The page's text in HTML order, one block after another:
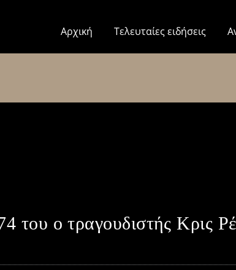
Αρχική Τελευταίες ειδήσεις
του ο τραγουδιστής Κρις